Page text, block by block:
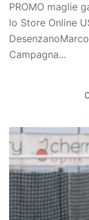
PROMO maglie
lo Store Online
Campagna...